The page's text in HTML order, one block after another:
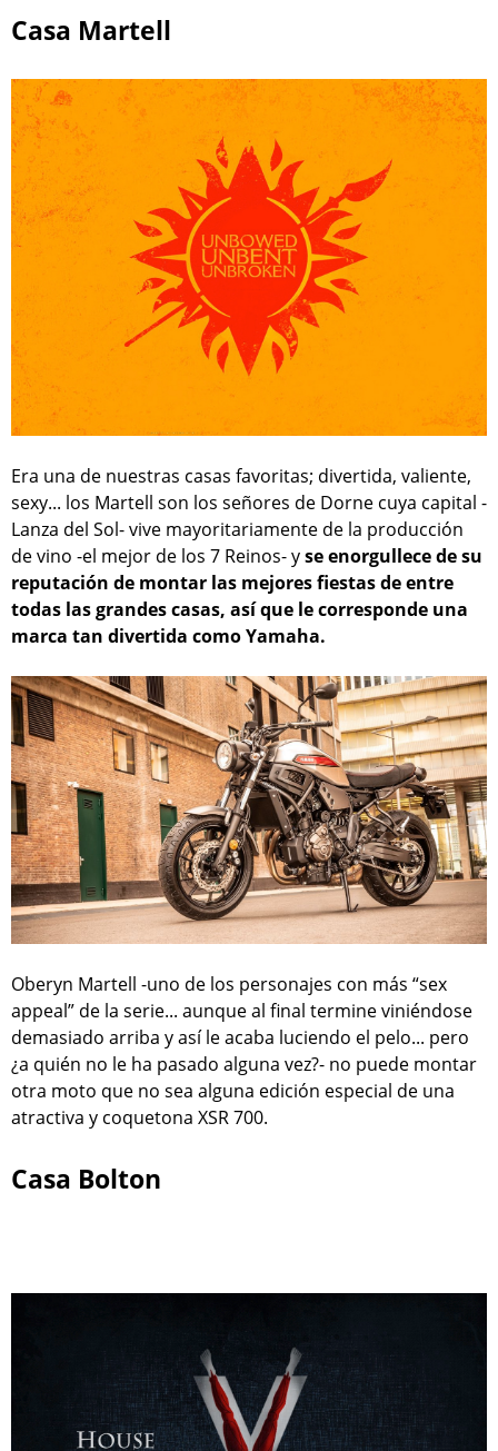
Casa Martell
Era una de nuestras casas favoritas; divertida, valiente,
sexy... los Martell son los señores de Dorne cuya capital -
Lanza del Sol- vive mayoritariamente de la producción
de vino -el mejor de los 7 Reinos- yse enorgullece de su
reputación de montar las mejores fiestas de entre
todas las grandes casas, así que le corresponde una
marca tan divertida como Yamaha.
Oberyn Martell -uno de los personajes con más “sex
appeal” de la serie... aunque al final termine viniéndose
demasiado arriba y así le acaba luciendo el pelo... pero
¿a quién no le ha pasado alguna vez?- no puede montar
otra moto que no sea alguna edición especial de una
atractiva y coquetona XSR 700.
Casa Bolton